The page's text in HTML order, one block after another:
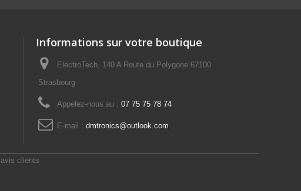
Informations sur votre boutique
ElectroTech, 140 A Route du Polygone 67100
Strasbourg
Appelez-nous au : 07 75 75 78 74
E-mail : dmtronics@outlook.com
avis clients